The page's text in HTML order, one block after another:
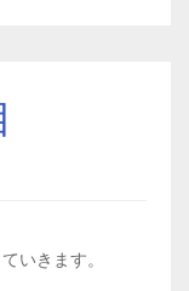
いきます。